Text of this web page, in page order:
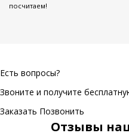
посчитаем!
Есть вопросы?
Звоните и получите
Заказать Позвонить
Отзывы